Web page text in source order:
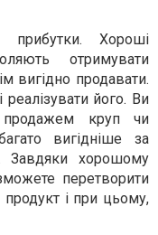
прибутки. Хороші
отримувати
вигідно продавати.
його. Ви
круп чи
вигідніше за
Завдяки хорошому
перетворити
і при цьому,